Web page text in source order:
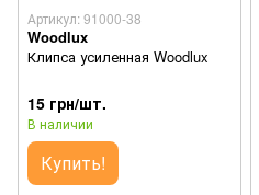
Артикул: 91000-38
Woodlux
Клипса усиленная Woodlux
15 грн/шт.
В наличии
Купить!